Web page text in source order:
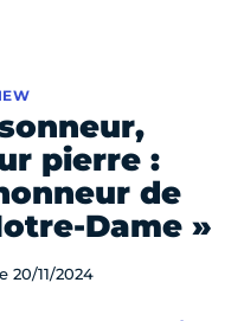
pierre :
de
Dame »
20/11/2024